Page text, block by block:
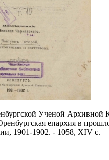
Ученой Архивной
епархия в
1901-1902. - 1058, XIV с.